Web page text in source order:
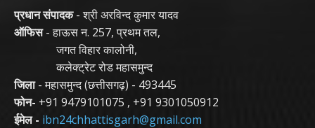
प्रधान संपादक- श्री अरविन्द कुमार यादव
ऑफिस- हाऊस न. 257, प्रथम तल,
जगत विहार कालोनी,
कलेक्ट्रेट रोड महासमुन्द
जिला- महासमुन्द (छत्तीसगढ़) - 493445
फोन- +91 9479101075 , +91 9301050912
ईमेल - ibn24chhattisgarh@gmail.com